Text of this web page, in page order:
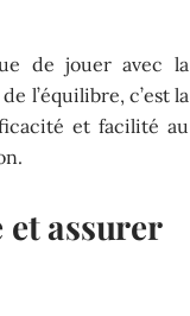
de jouer avec la
l’équilibre, c’est la
et facilité au
et assurer